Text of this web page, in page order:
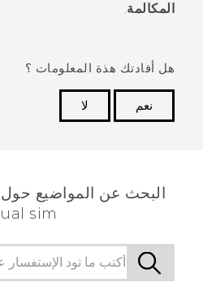
المكالمة.
هل أفادتك هذة المعلومات ؟
نعم
لا
sim